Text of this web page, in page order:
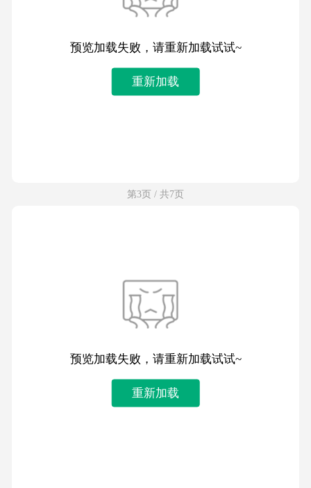
预览加载失败，请重新加载试试~
重新加载
第3页 / 共7页
预览加载失败，请重新加载试试~
重新加载